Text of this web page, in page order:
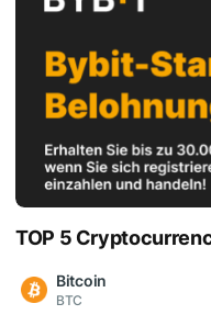
TOP 5
Bitcoin
BTC